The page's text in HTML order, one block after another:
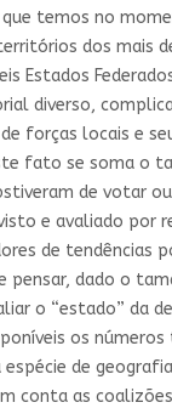
temos no
dos mais
Estados
diverso,
forças locais e
fato se soma o
de votar
e avaliado por
de tendências
pensar, dado o
o “estado” da
os
de
conta as